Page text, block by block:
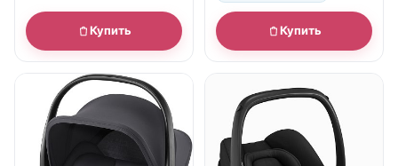
Купить Купить
● в наличии ● в наличии